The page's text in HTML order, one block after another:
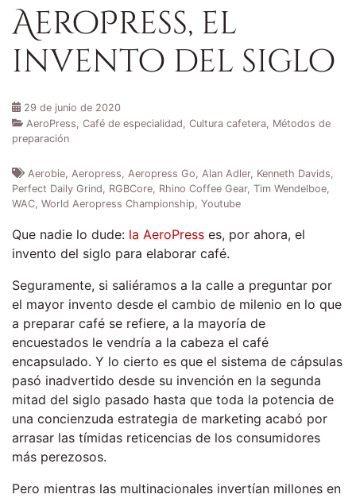
AeroPress, el
invento del siglo
29 de junio de 2020
AeroPress,Café de especialidad,Cultura cafetera, Métodos de
preparación
Aerobie, Aeropress, Aeropress Go, Alan Adler, Kenneth Davids,
Perfect Daily Grind, RGBCore, Rhino Coffee Gear, Tim Wendelboe,
WAC, World Aeropress Championship, Youtube
Que nadie lo dude: la AeroPress es, por ahora, el
invento del siglo para elaborar café.
Seguramente, si saliéramos a la calle a preguntar por
el mayor invento desde el cambio de milenio en lo que
a preparar café se refiere, a la mayoría de
encuestados le vendría a la cabeza el café
encapsulado. Y lo cierto es que el sistema de cápsulas
pasó inadvertido desde su invención en la segunda
mitad del siglo pasado hasta que toda la potencia de
una concienzuda estrategia de marketing acabó por
arrasar las tímidas reticencias de los consumidores
más perezosos.
Pero mientras las multinacionales invertían millones en